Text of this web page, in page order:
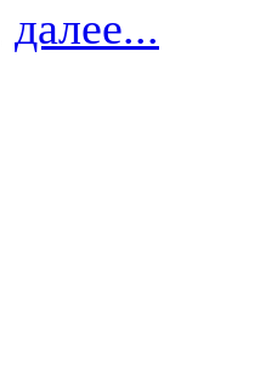
далее...